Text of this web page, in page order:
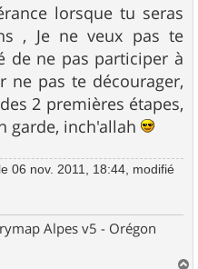
lorsque tu seras
, Je ne veux pas te
de ne pas participer à
pas te décourager,
2 premières étapes,
garde, inch'allah
le 06 nov. 2011, 18:44, modifié
Alpes v5 - Orégon